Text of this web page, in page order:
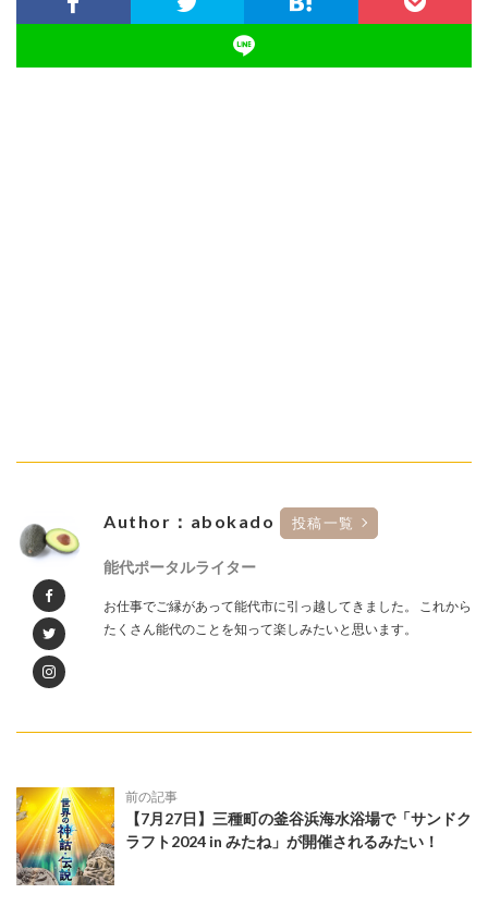
Author：abokado 投稿一覧
能代ポータルライター
お仕事でご縁があって能代市に引っ越してきました。 これから
たくさん能代のことを知って楽しみたいと思います。
前の記事
【7月27日】三種町の釜谷浜海水浴場で「サンドク
ラフト2024 in みたね」が開催されるみたい！